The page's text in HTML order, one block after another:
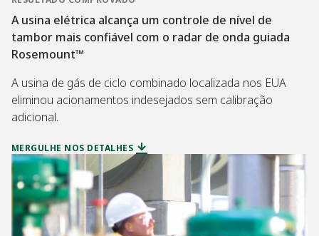
A usina elétrica alcança um controle de nível de
tambor mais confiável com o radar de onda guiada
Rosemount™
A usina de gás de ciclo combinado localizada nos EUA
eliminou acionamentos indesejados sem calibração
adicional.
MERGULHE NOS DETALHES